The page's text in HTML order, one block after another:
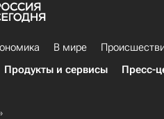
В мире
Продукты и сервисы Пресс-